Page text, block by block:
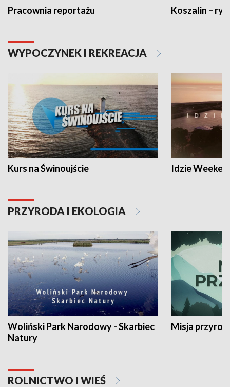
Pracownia reportażu Koszalin –
WYPOCZYNEK I REKREACJA
Kurs na Świnoujście Idzie
PRZYRODA I EKOLOGIA
Woliński Park Narodowy - Skarbiec
Natury
Misja
ROLNICTWO I WIEŚ